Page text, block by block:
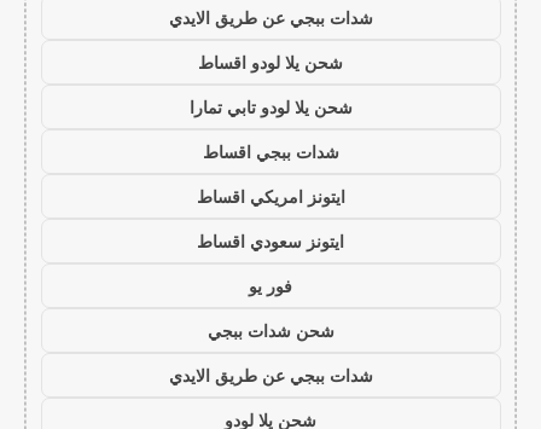
شدات ببجي عن طريق الايدي
شحن يلا لودو اقساط
شحن يلا لودو تابي تمارا
شدات ببجي اقساط
ايتونز امريكي اقساط
ايتونز سعودي اقساط
فور يو
شحن شدات ببجي
شدات ببجي عن طريق الايدي
شحن يلا لودو